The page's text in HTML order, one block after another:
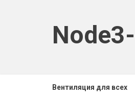
Вентиляция для всех